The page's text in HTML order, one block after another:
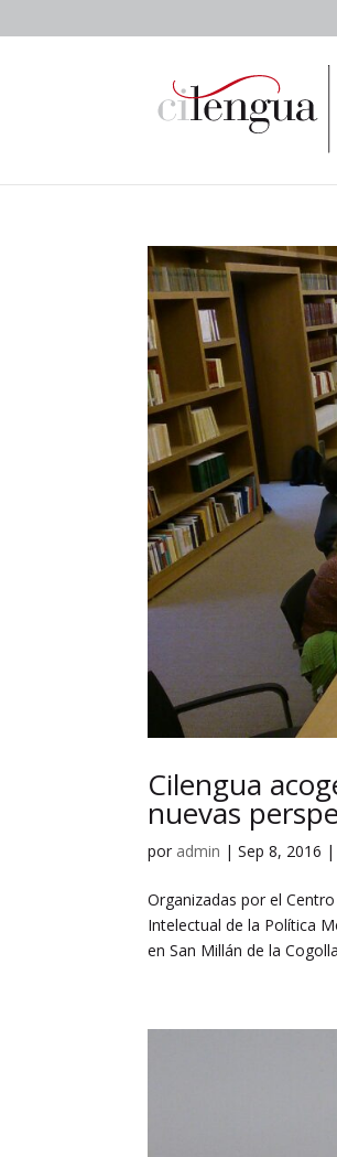
Cilengua
nuevas
por admin |Sep 8, 2016 |
Organizadas por el
Intelectual de la Política
en San Millán de la